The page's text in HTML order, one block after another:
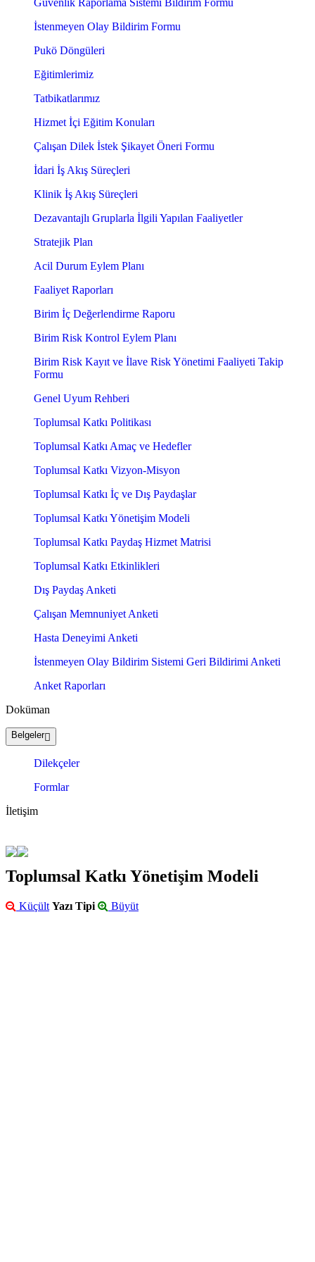
Güvenlik Raporlama Sistemi Bildirim Formu
İstenmeyen Olay Bildirim Formu
Pukö Döngüleri
Eğitimlerimiz
Tatbikatlarımız
Hizmet İçi Eğitim Konuları
Çalışan Dilek İstek Şikayet Öneri Formu
İdari İş Akış Süreçleri
Klinik İş Akış Süreçleri
Dezavantajlı Gruplarla İlgili Yapılan Faaliyetler
Stratejik Plan
Acil Durum Eylem Planı
Faaliyet Raporları
Birim İç Değerlendirme Raporu
Birim Risk Kontrol Eylem Planı
Birim Risk Kayıt ve İlave Risk Yönetimi Faaliyeti Takip
Formu
Genel Uyum Rehberi
Toplumsal Katkı Politikası
Toplumsal Katkı Amaç ve Hedefler
Toplumsal Katkı Vizyon-Misyon
Toplumsal Katkı İç ve Dış Paydaşlar
Toplumsal Katkı Yönetişim Modeli
Toplumsal Katkı Paydaş Hizmet Matrisi
Toplumsal Katkı Etkinlikleri
Dış Paydaş Anketi
Çalışan Memnuniyet Anketi
Hasta Deneyimi Anketi
İstenmeyen Olay Bildirim Sistemi Geri Bildirimi Anketi
Anket Raporları
Doküman
Belgeler
Dilekçeler
Formlar
İletişim
Toplumsal Katkı Yönetişim Modeli
Küçült Yazı Tipi Büyüt